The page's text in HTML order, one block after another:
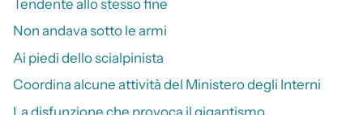
Tendente allo stesso fine
Non andava sotto le armi
Ai piedi dello scialpinista
Coordina alcune attività del Ministero degli Interni
La disfunzione che provoca il gigantismo